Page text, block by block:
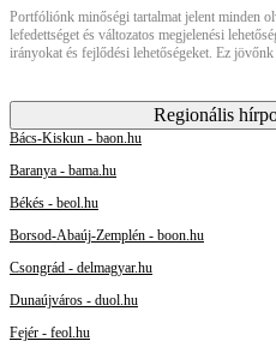
Portfóliónk minőségi tartalmat jelent minden
lefedettséget és változatos megjelenési
irányokat és fejlődési lehetőségeket. Ez jövőnk
Regionális
Bács-Kiskun - baon.hu
Baranya - bama.hu
Békés - beol.hu
Borsod-Abaúj-Zemplén - boon.hu
Csongrád - delmagyar.hu
Dunaújváros - duol.hu
Fejér - feol.hu